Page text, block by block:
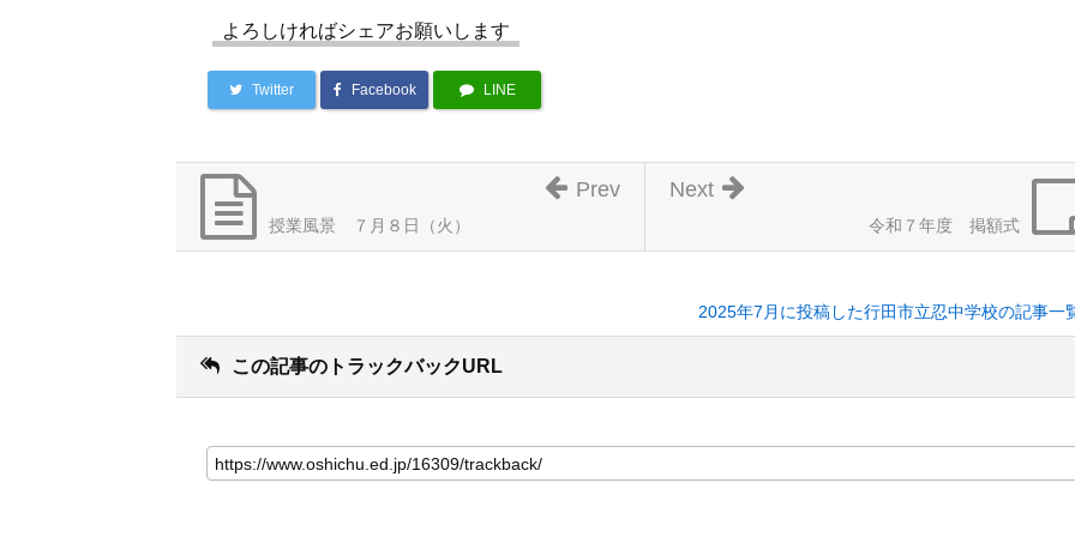
よろしければシェアお願いします
Twitter Facebook LINE
令和７年度 掲額式
Next
授業風景 ７月８日（火）
Prev
2025年7月に投稿した行田市立忍中学校の記事一
この記事のトラックバックURL